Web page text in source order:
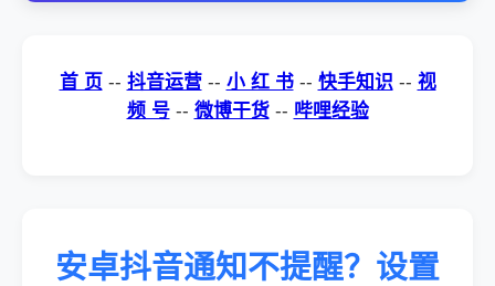
首 页 -- 抖音运营 -- 小 红 书 -- 快手知识 -- 视
频 号 -- 微博干货 -- 哔哩经验
安卓抖音通知不提醒？设置